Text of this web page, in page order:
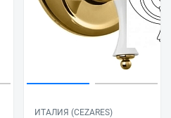
ИТАЛИЯ (CEZARES)